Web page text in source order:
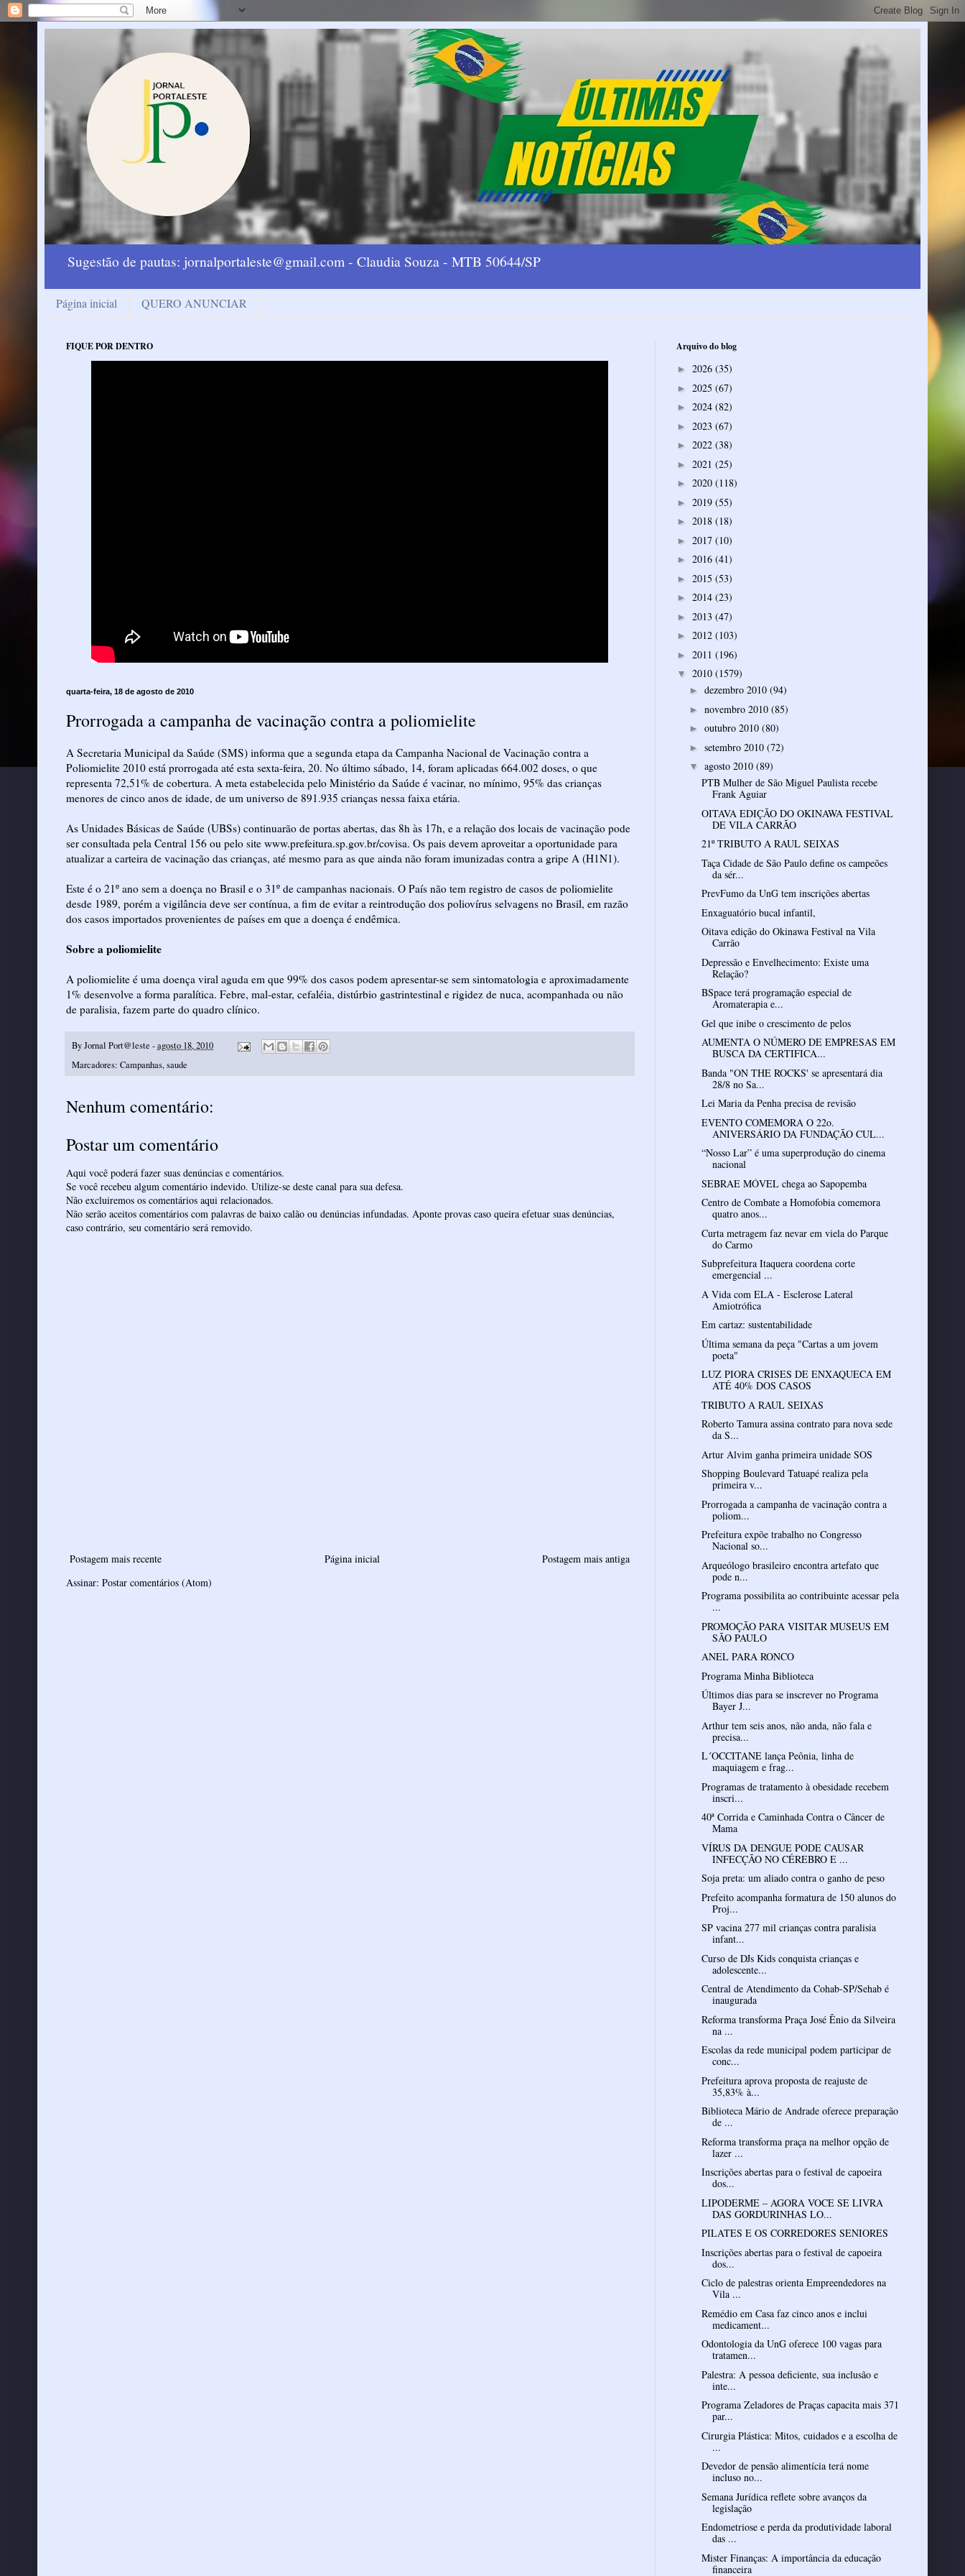
Sugestão de pautas: jornalportaleste@gmail.com - Claudia Souza - MTB 50644/SP
Página inicial QUERO ANUNCIAR
FIQUE POR DENTRO
quarta-feira, 18 de agosto de 2010
Prorrogada a campanha de vacinação contra a poliomielite
A Secretaria Municipal da Saúde (SMS) informa que a segunda etapa da Campanha Nacional de Vacinação contra a
Poliomielite 2010 está prorrogada até esta sexta-feira, 20. No último sábado, 14, foram aplicadas 664.002 doses, o que
representa 72,51% de cobertura. A meta estabelecida pelo Ministério da Saúde é vacinar, no mínimo, 95% das crianças
menores de cinco anos de idade, de um universo de 891.935 crianças nessa faixa etária.
As Unidades Básicas de Saúde (UBSs) continuarão de portas abertas, das 8h às 17h, e a relação dos locais de vacinação pode
ser consultada pela Central 156 ou pelo site www.prefeitura.sp.gov.br/covisa. Os pais devem aproveitar a oportunidade para
atualizar a carteira de vacinação das crianças, até mesmo para as que ainda não foram imunizadas contra a gripe A (H1N1).
Este é o 21º ano sem a doença no Brasil e o 31º de campanhas nacionais. O País não tem registro de casos de poliomielite
desde 1989, porém a vigilância deve ser contínua, a fim de evitar a reintrodução dos poliovírus selvagens no Brasil, em razão
dos casos importados provenientes de países em que a doença é endêmica.
Sobre a poliomielite
A poliomielite é uma doença viral aguda em que 99% dos casos podem apresentar-se sem sintomatologia e aproximadamente
1% desenvolve a forma paralítica. Febre, mal-estar, cefaléia, distúrbio gastrintestinal e rigidez de nuca, acompanhada ou não
de paralisia, fazem parte do quadro clínico.
ByJornal Port@leste -agosto 18, 2010
Marcadores: Campanhas,saude
Nenhum comentário:
Postar um comentário
Aqui você poderá fazer suas denúncias e comentários.
Se você recebeu algum comentário indevido. Utilize-se deste canal para sua defesa.
Não excluiremos os comentários aqui relacionados.
Não serão aceitos comentários com palavras de baixo calão ou denúncias infundadas. Aponte provas caso queira efetuar suas denúncias,
caso contrário, seu comentário será removido.
Postagem mais recente Postagem mais antiga
Página inicial
Assinar: Postar comentários (Atom)
Arquivo do blog
► 2026 (35)
► 2025 (67)
► 2024 (82)
► 2023 (67)
► 2022 (38)
► 2021 (25)
► 2020 (118)
► 2019 (55)
► 2018 (18)
► 2017 (10)
► 2016 (41)
► 2015 (53)
► 2014 (23)
► 2013 (47)
► 2012 (103)
► 2011 (196)
▼ 2010 (1579)
► dezembro 2010 (94)
► novembro 2010 (85)
► outubro 2010 (80)
► setembro 2010 (72)
▼ agosto 2010 (89)
PTB Mulher de São Miguel Paulista recebe
Frank Aguiar
OITAVA EDIÇÃO DO OKINAWA FESTIVAL
DE VILA CARRÃO
21º TRIBUTO A RAUL SEIXAS
Taça Cidade de São Paulo define os campeões
da sér...
PrevFumo da UnG tem inscrições abertas
Enxaguatório bucal infantil,
Oitava edição do Okinawa Festival na Vila
Carrão
Depressão e Envelhecimento: Existe uma
Relação?
BSpace terá programação especial de
Aromaterapia e...
Gel que inibe o crescimento de pelos
AUMENTA O NÚMERO DE EMPRESAS EM
BUSCA DA CERTIFICA...
Banda "ON THE ROCKS' se apresentará dia
28/8 no Sa...
Lei Maria da Penha precisa de revisão
EVENTO COMEMORA O 22o.
ANIVERSÁRIO DA FUNDAÇÃO CUL...
“Nosso Lar” é uma superprodução do cinema
nacional
SEBRAE MÓVEL chega ao Sapopemba
Centro de Combate a Homofobia comemora
quatro anos...
Curta metragem faz nevar em viela do Parque
do Carmo
Subprefeitura Itaquera coordena corte
emergencial ...
A Vida com ELA - Esclerose Lateral
Amiotrófica
Em cartaz: sustentabilidade
Última semana da peça "Cartas a um jovem
poeta"
LUZ PIORA CRISES DE ENXAQUECA EM
ATÉ 40% DOS CASOS
TRIBUTO A RAUL SEIXAS
Roberto Tamura assina contrato para nova sede
da S...
Artur Alvim ganha primeira unidade SOS
Shopping Boulevard Tatuapé realiza pela
primeira v...
Prorrogada a campanha de vacinação contra a
poliom...
Prefeitura expõe trabalho no Congresso
Nacional so...
Arqueólogo brasileiro encontra artefato que
pode n...
Programa possibilita ao contribuinte acessar pela
...
PROMOÇÃO PARA VISITAR MUSEUS EM
SÃO PAULO
ANEL PARA RONCO
Programa Minha Biblioteca
Últimos dias para se inscrever no Programa
Bayer J...
Arthur tem seis anos, não anda, não fala e
precisa...
L´OCCITANE lança Peônia, linha de
maquiagem e frag...
Programas de tratamento à obesidade recebem
inscri...
40ª Corrida e Caminhada Contra o Câncer de
Mama
VÍRUS DA DENGUE PODE CAUSAR
INFECÇÃO NO CÉREBRO E ...
Soja preta: um aliado contra o ganho de peso
Prefeito acompanha formatura de 150 alunos do
Proj...
SP vacina 277 mil crianças contra paralisia
infant...
Curso de DJs Kids conquista crianças e
adolescente...
Central de Atendimento da Cohab-SP/Sehab é
inaugurada
Reforma transforma Praça José Ênio da Silveira
na ...
Escolas da rede municipal podem participar de
conc...
Prefeitura aprova proposta de reajuste de
35,83% à...
Biblioteca Mário de Andrade oferece preparação
de ...
Reforma transforma praça na melhor opção de
lazer ...
Inscrições abertas para o festival de capoeira
dos...
LIPODERME – AGORA VOCE SE LIVRA
DAS GORDURINHAS LO...
PILATES E OS CORREDORES SENIORES
Inscrições abertas para o festival de capoeira
dos...
Ciclo de palestras orienta Empreendedores na
Vila ...
Remédio em Casa faz cinco anos e inclui
medicament...
Odontologia da UnG oferece 100 vagas para
tratamen...
Palestra: A pessoa deficiente, sua inclusão e
inte...
Programa Zeladores de Praças capacita mais 371
par...
Cirurgia Plástica: Mitos, cuidados e a escolha de
...
Devedor de pensão alimentícia terá nome
incluso no...
Semana Jurídica reflete sobre avanços da
legislação
Endometriose e perda da produtividade laboral
das ...
Mister Finanças: A importância da educação
financeira